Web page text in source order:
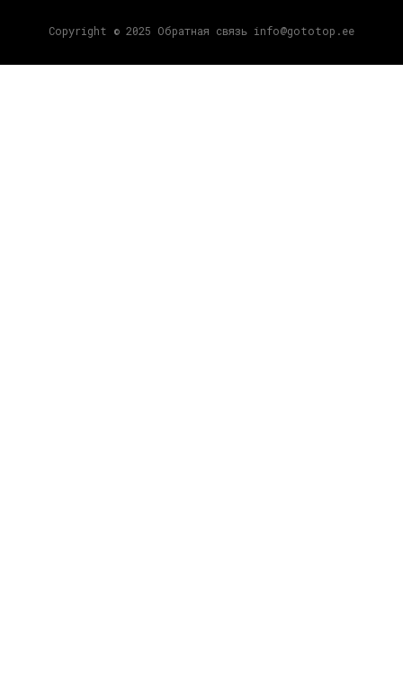
Copyright © 2025 Обратная связь info@gototop.ee